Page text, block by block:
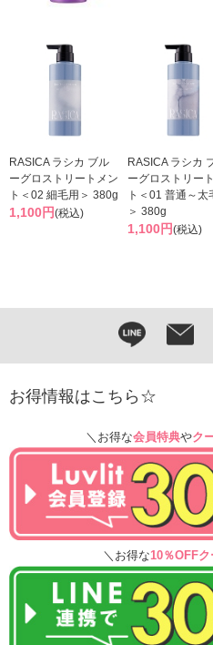
RASICA ラシカ ブル
ーグロストリートメン
ト＜02 細毛用＞ 380g
1,100円(税込)
RASICA ラシカ
ーグロストリー
ト＜01 普通～太
＞ 380g
1,100円(税込)
お得情報はこちら☆
＼お得な会員特典やク
＼お得な10％OFF